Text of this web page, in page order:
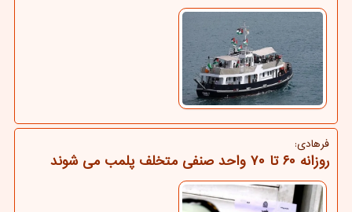
فرهادی:
روزانه ۶۰ تا ۷۰ واحد صنفی متخلف پلمب می شوند